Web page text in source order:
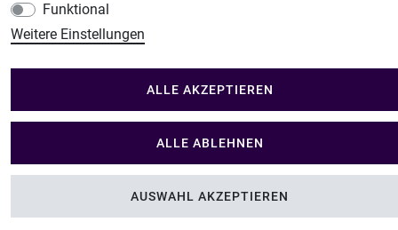
Funktional
Weitere Einstellungen
ALLE AKZEPTIEREN
ALLE ABLEHNEN
AUSWAHL AKZEPTIEREN